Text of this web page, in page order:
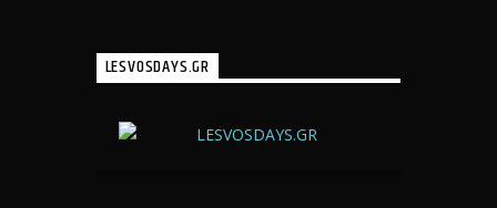
LESVOSDAYS.GR